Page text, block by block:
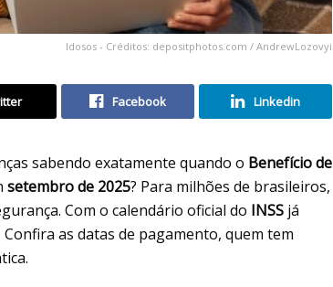
Idosos - Créditos: depositphotos.com / AndrewLozovyi
Facebook Linkedin
sabendo exatamente quando o Benefício de
setembro de 2025? Para milhões de brasileiros,
Com o calendário oficial do INSS já
as datas de pagamento, quem tem